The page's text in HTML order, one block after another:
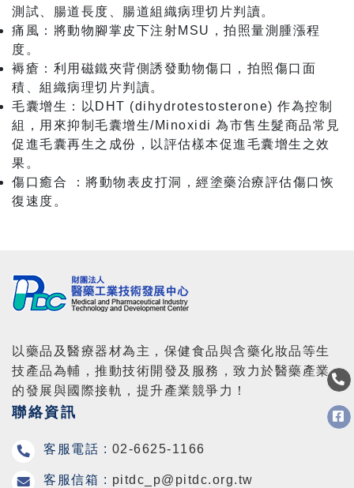
測試、腸道長度、腸道組織病理切片判讀。
痛風：將動物腳掌皮下注射MSU，拍照量測腫漲程
度。
褥瘡：利用磁鐵夾背側誘發動物傷口，拍照傷口面
積、組織病理切片判讀。
毛囊增生：以DHT (dihydrotestosterone) 作為控制
組，用來抑制毛囊增生/Minoxidi 為市售生髮商品常見
促進毛囊再生之成份，以評估樣本促進毛囊增生之效
果。
傷口癒合 ：將動物表皮打洞，經塗藥治療評估傷口恢
復速度。
以藥品及醫療器材為主，保健食品與含藥化妝品等生
技產品為輔，推動技術開發及服務，致力於醫藥產業
的發展與國際接軌，提升產業競爭力！
聯絡資訊
客服電話 : 02-6625-1166
客服信箱 : pitdc_p@pitdc.org.tw